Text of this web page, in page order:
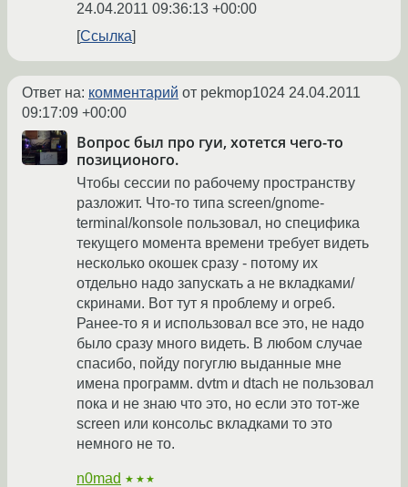
24.04.2011 09:36:13 +00:00
Ссылка
Ответ на: комментарий от pekmop1024 24.04.2011
09:17:09 +00:00
Вопрос был про гуи, хотется чего-то
позиционого.
Чтобы сессии по рабочему пространству
разложит. Что-то типа screen/gnome-
terminal/konsole пользовал, но специфика
текущего момента времени требует видеть
несколько окошек сразу - потому их
отдельно надо запускать а не вкладками/
скринами. Вот тут я проблему и огреб.
Ранее-то я и использовал все это, не надо
было сразу много видеть. В любом случае
спасибо, пойду погуглю выданные мне
имена программ. dvtm и dtach не пользовал
пока и не знаю что это, но если это тот-же
screen или консольс вкладками то это
немного не то.
n0mad ★★★